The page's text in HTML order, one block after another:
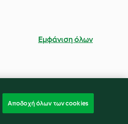
Εμφάνιση όλων
Αποδοχή όλων των cookies